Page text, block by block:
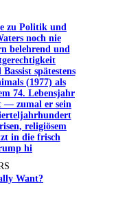
Want?